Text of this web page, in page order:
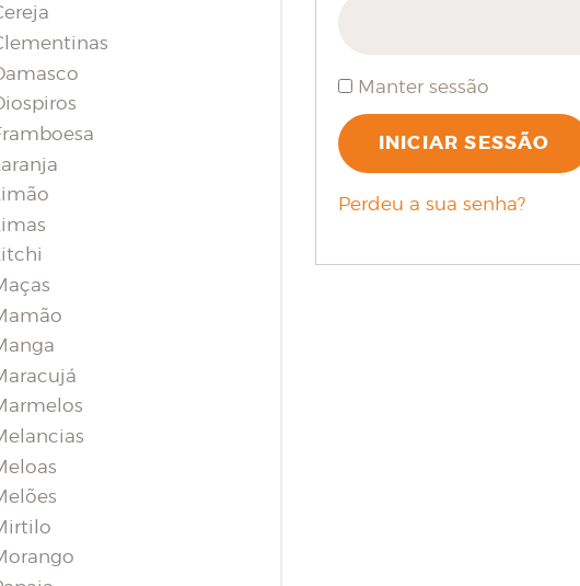
Manter sessão
INICIAR SESSÃO
Perdeu a sua senha?